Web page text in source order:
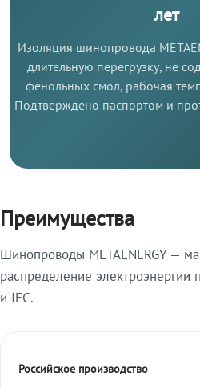
лет
Изоляция шинопровода
длительную перегрузку, не
фенольных смол, рабочая
Подтверждено паспортом и
Преимущества
Шинопроводы METAENERGY —
распределение
и IEC.
Российское производство